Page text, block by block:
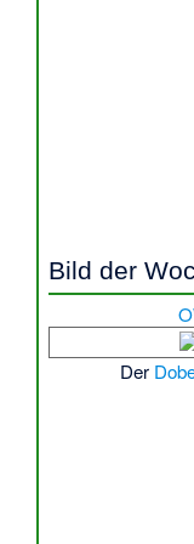
Bild der
Der